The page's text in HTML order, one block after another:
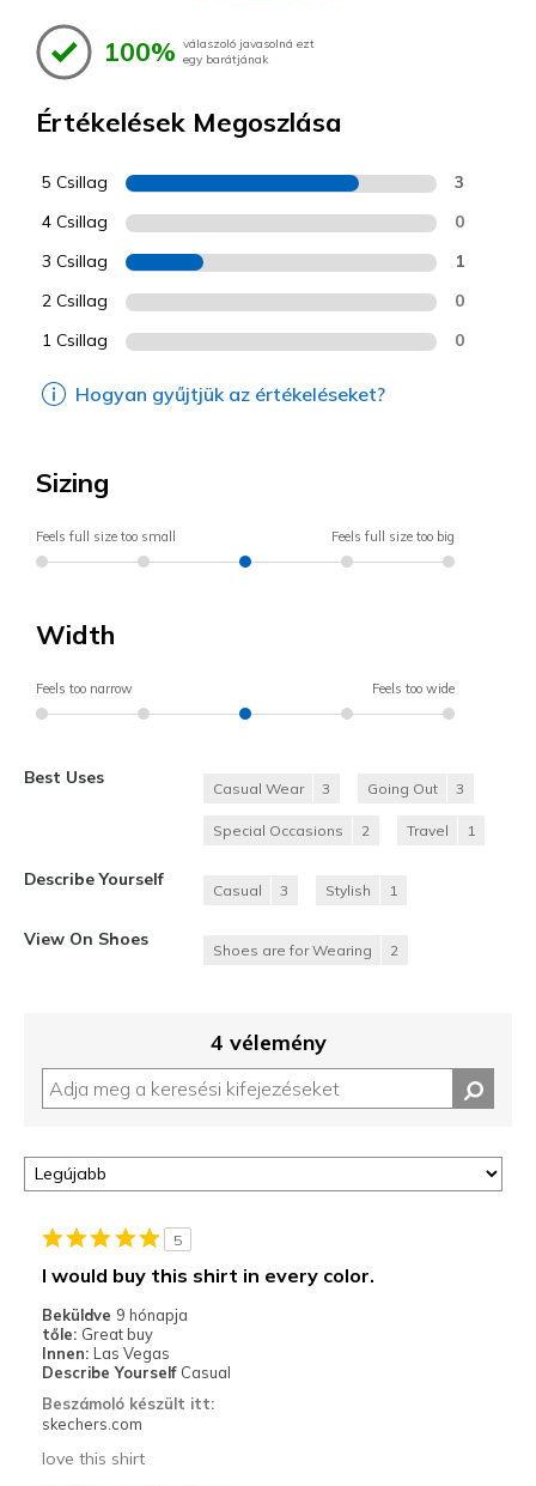
100% válaszoló javasolná ezt
egy barátjának
Értékelések Megoszlása
5 Csillag 3
4 Csillag 0
3 Csillag 1
2 Csillag 0
1 Csillag 0
Hogyan gyűjtjük az értékeléseket?
Sizing
Feels full size too small Feels full size too big
Width
Feels too narrow Feels too wide
Best Uses
Casual Wear 3 Going Out 3
Special Occasions 2 Travel 1
Describe Yourself
Casual 3 Stylish 1
View On Shoes
Shoes are for Wearing 2
4 vélemény
5
I would buy this shirt in every color.
Beküldve 9 hónapja
tőle: Great buy
Innen: Las Vegas
Describe Yourself Casual
Beszámoló készült itt:
skechers.com
love this shirt